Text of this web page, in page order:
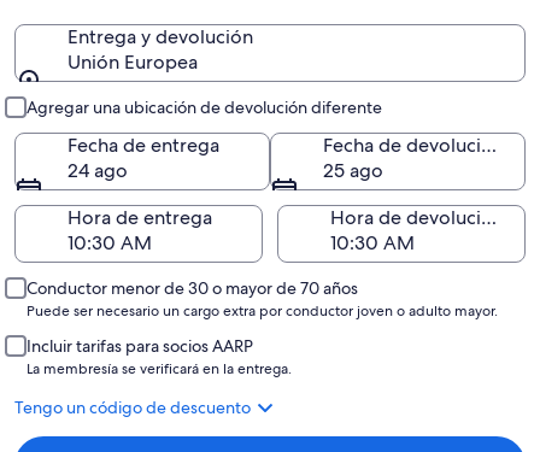
Entrega y devolución
Unión Europea
Agregar una ubicación de devolución diferente
Fecha de entrega
24 ago
Fecha de devolución
25 ago
Hora de entrega
Hora de devolución
Conductor menor de 30 o mayor de 70 años
Puede ser necesario un cargo extra por conductor joven o adulto mayor.
Incluir tarifas para socios AARP
La membresía se verificará en la entrega.
Tengo un código de descuento